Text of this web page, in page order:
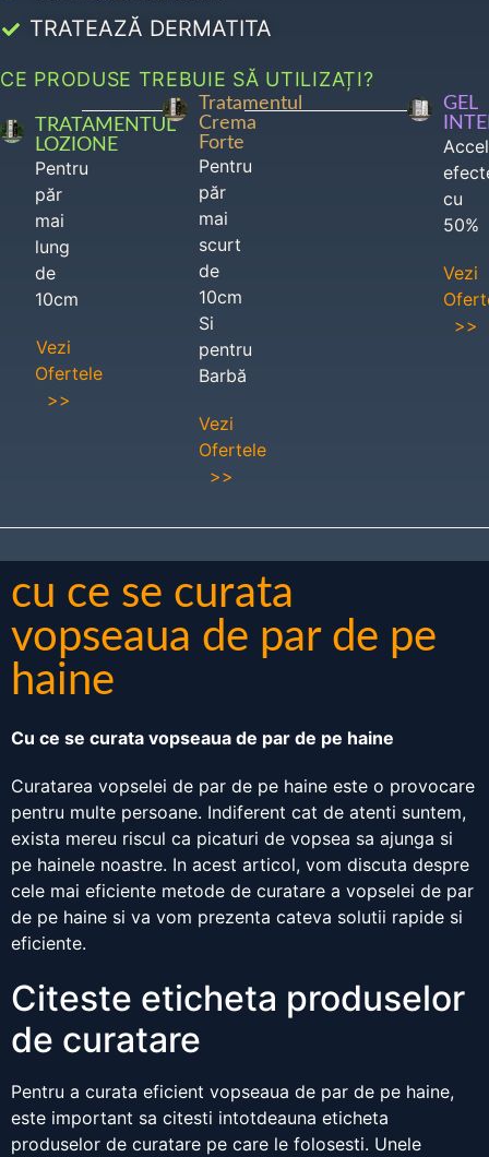
TRATEAZĂ DERMATITA
CE PRODUSE TREBUIE SĂ UTILIZAȚI?
TRATAMENTUL
LOZIONE
Pentru
păr
mai
lung
de
10cm
Vezi
Ofertele
>>
Tratamentul
Crema
Forte
Pentru
păr
mai
scurt
de
10cm
Si
pentru
Barbă
Vezi
Ofertele
>>
GEL
cu
50%
Vezi
>>
cu ce se curata
vopseaua de par de pe
haine
Cu ce se curata vopseaua de par de pe haine
Curatarea vopselei de par de pe haine este o provocare
pentru multe persoane. Indiferent cat de atenti suntem,
exista mereu riscul ca picaturi de vopsea sa ajunga si
pe hainele noastre. In acest articol, vom discuta despre
cele mai eficiente metode de curatare a vopselei de par
de pe haine si va vom prezenta cateva solutii rapide si
eficiente.
Citeste eticheta produselor
de curatare
Pentru a curata eficient vopseaua de par de pe haine,
este important sa citesti intotdeauna eticheta
produselor de curatare pe care le folosesti. Unele